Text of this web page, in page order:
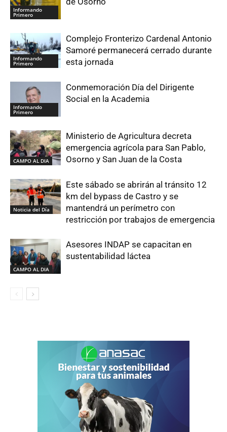
Informando
Primero
Informando
Primero
Complejo Fronterizo Cardenal Antonio
Samoré permanecerá cerrado durante
esta jornada
Informando
Primero
Conmemoración Día del Dirigente
Social en la Academia
CAMPO AL DIA
Ministerio de Agricultura decreta
emergencia agrícola para San Pablo,
Osorno y San Juan de la Costa
Noticia del Día
Este sábado se abrirán al tránsito 12
km del bypass de Castro y se
mantendrá un perímetro con
restricción por trabajos de emergencia
CAMPO AL DIA
Asesores INDAP se capacitan en
sustentabilidad láctea